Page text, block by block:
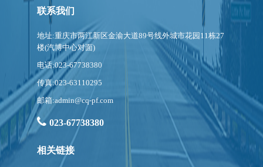
联系我们
地址:重庆市两江新区金渝大道89号线外城市花园11栋27
楼(汽博中心对面)
电话:023-67738380
传真:023-63110295
邮箱:admin@cq-pf.com
023-67738380
相关链接